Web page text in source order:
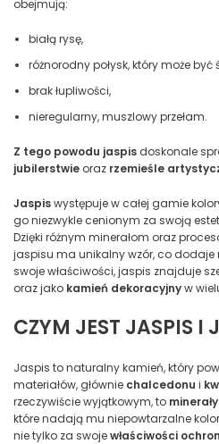
obejmują:
białą rysę,
różnorodny połysk, który może
brak łupliwości,
nieregularny, muszlowy przełam.
Z tego powodu jaspis doskonale
jubilerstwie oraz rzemieśle
Jaspiswystępuje w całej gamie
go niezwykle cenionym za swoją
Dzięki różnym minerałom oraz
jaspisu ma unikalny wzór, co
swoje właściwości, jaspis znajduje
oraz jako kamień dekoracyjnyw
CZYM JEST JASPIS I
Jaspis to naturalny kamień, który
materiałów, głównie chalcedonu i
rzeczywiście wyjątkowym, to minerały
które nadają mu niepowtarzalne
nie tylko za swojewłaściwości